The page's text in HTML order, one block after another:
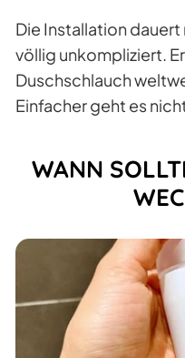
Die Installation
völlig unkompliziert.
Duschschlauch
Einfacher geht es
WANN